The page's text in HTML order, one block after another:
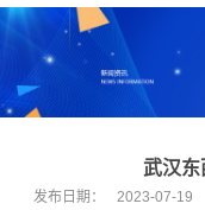
武汉东
发布日期： 2023-07-19